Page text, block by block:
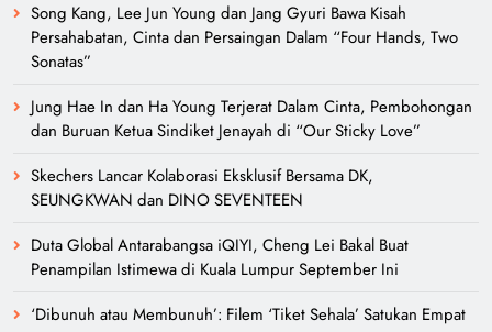
Song Kang, Lee Jun Young dan Jang Gyuri Bawa Kisah
Persahabatan, Cinta dan Persaingan Dalam “Four Hands, Two
Sonatas”
Jung Hae In dan Ha Young Terjerat Dalam Cinta, Pembohongan
dan Buruan Ketua Sindiket Jenayah di “Our Sticky Love”
Skechers Lancar Kolaborasi Eksklusif Bersama DK,
SEUNGKWAN dan DINO SEVENTEEN
Duta Global Antarabangsa iQIYI, Cheng Lei Bakal Buat
Penampilan Istimewa di Kuala Lumpur September Ini
‘Dibunuh atau Membunuh’: Filem ‘Tiket Sehala’ Satukan Empat